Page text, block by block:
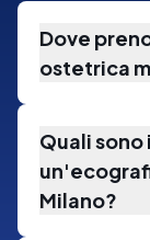
Dove
ostetrica
Quali
Milano?